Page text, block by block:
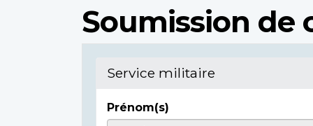
Soumission de
Service militaire
Prénom(s)